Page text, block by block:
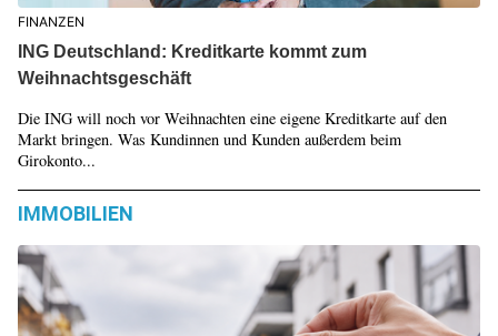
FINANZEN
ING Deutschland: Kreditkarte kommt zum
Weihnachtsgeschäft
Die ING will noch vor Weihnachten eine eigene Kreditkarte auf den
Markt bringen. Was Kundinnen und Kunden außerdem beim
Girokonto...
IMMOBILIEN